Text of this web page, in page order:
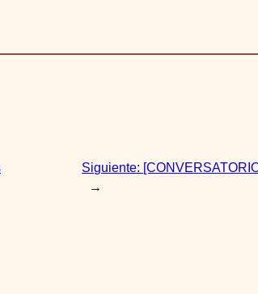
Siguiente:
→